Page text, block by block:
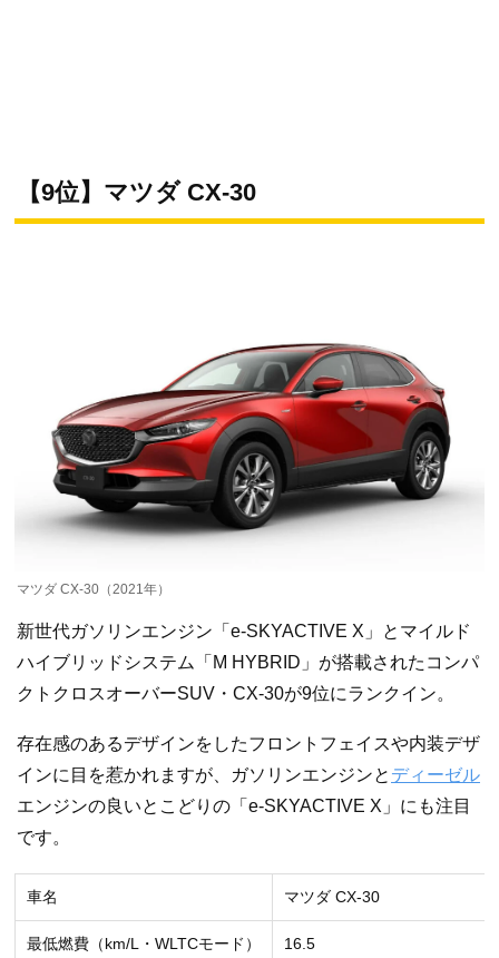
【9位】マツダ CX-30
マツダ CX-30（2021年）
新世代ガソリンエンジン「e-SKYACTIVE X」とマイルド
ハイブリッドシステム「M HYBRID」が搭載されたコンパ
クトクロスオーバーSUV・CX-30が9位にランクイン。
存在感のあるデザインをしたフロントフェイスや内装デザ
インに目を惹かれますが、ガソリンエンジンと ディーゼル
エンジンの良いとこどりの「e-SKYACTIVE X」にも注目
です。
車名 マツダ CX-30
最低燃費（km/L・WLTCモード） 16.5